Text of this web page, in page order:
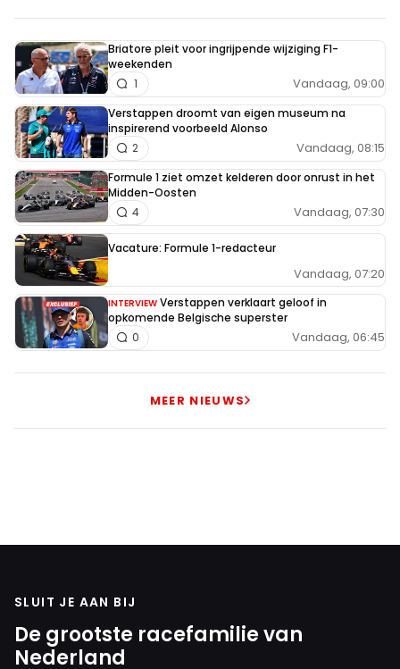
Briatore pleit voor ingrijpende wijziging F1-
weekenden
Vandaag, 09:00
1
Verstappen droomt van eigen museum na
inspirerend voorbeeld Alonso
Vandaag, 08:15
2
Formule 1 ziet omzet kelderen door onrust in het
Midden-Oosten
Vandaag, 07:30
4
Vacature: Formule 1-redacteur
Vandaag, 07:20
INTERVIEW Verstappen verklaart geloof in
opkomende Belgische superster
Vandaag, 06:45
0
MEER NIEUWS
SLUIT JE AAN BIJ
De grootste racefamilie van
Nederland